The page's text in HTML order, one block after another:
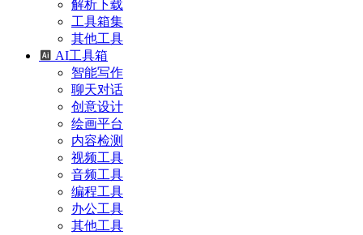
解析下载
工具箱集
其他工具
AI工具箱
智能写作
聊天对话
创意设计
绘画平台
内容检测
视频工具
音频工具
编程工具
办公工具
其他工具